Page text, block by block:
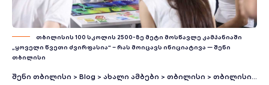
თბილისის 100 სკოლის 2500-ზე მეტი მოსწავლე კამპანიაში
„ყოველი წვეთი ძვირფასია“ – რას მოიცავს ინიციატივა — შენი
თბილისი
შენი თბილისი > Blog > ახალი ამბები > თბილისი > თბილისის 100 სკოლის 2500-ზე მეტი მოსწავლე კამპანიაში „ყოველი წვეთი ძვირფასია“ – რას მოიცავს ინიციატივა